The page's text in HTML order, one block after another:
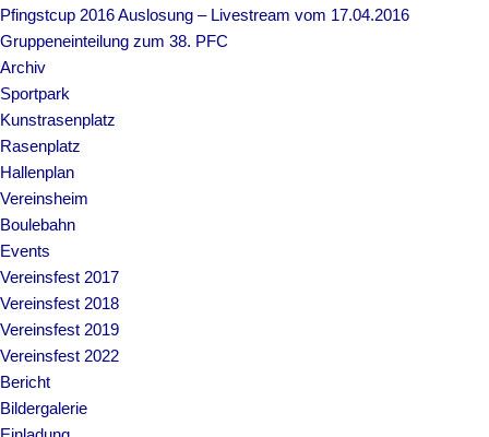
Pfingstcup 2016 Auslosung – Livestream vom 17.04.2016
Gruppeneinteilung zum 38. PFC
Archiv
Sportpark
Kunstrasenplatz
Rasenplatz
Hallenplan
Vereinsheim
Boulebahn
Events
Vereinsfest 2017
Vereinsfest 2018
Vereinsfest 2019
Vereinsfest 2022
Bericht
Bildergalerie